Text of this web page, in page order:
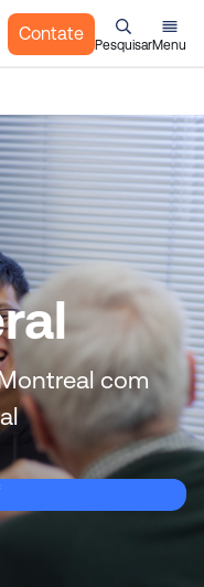
Contate
PesquisarMenu
com